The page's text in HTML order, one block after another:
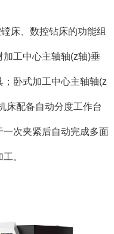
床、数控钻床的功能组
工中心主轴轴(z轴)垂
卧式加工中心主轴轴(z
床配备自动分度工作台
次夹紧后自动完成多面
。